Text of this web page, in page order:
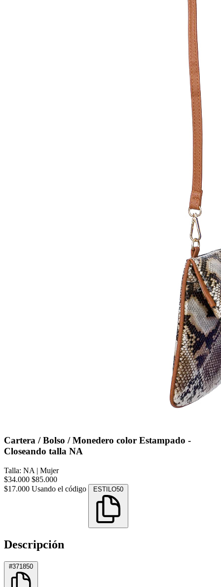
Cartera / Bolso / Monedero color Estampado -
Closeando talla NA
Talla: NA | Mujer
$34.000 $85.000
$17.000 Usando el código ESTILO50
Descripción
#371850